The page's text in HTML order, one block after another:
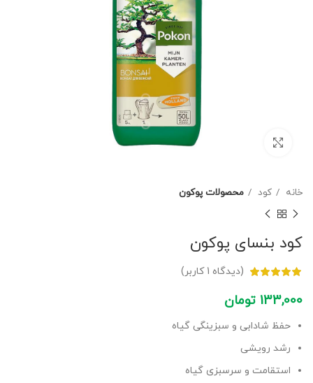
برای بزرگنمایی کلیک کنید
خانه کود محصولات پوکون
کود بنسای پوکون
(دیدگاه 1 کاربر)
133,000 تومان
حفظ شادابی و سبزینگی گیاه
رشد رویشی
استقامت و سرسبزی گیاه